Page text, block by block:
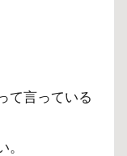
て言っている